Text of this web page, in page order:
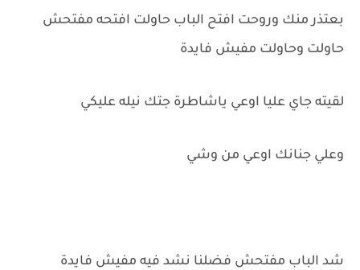
بعتذر منك وروحت افتح الباب حاولت افتحه مفتحش
حاولت وحاولت مفيش فايدة
لقيته جاي عليا اوعي ياشاطرة جتك نيله عليكي
وعلي جنانك اوعي من وشي
شد الباب مفتحش فضلنا نشد فيه مفيش فايدة